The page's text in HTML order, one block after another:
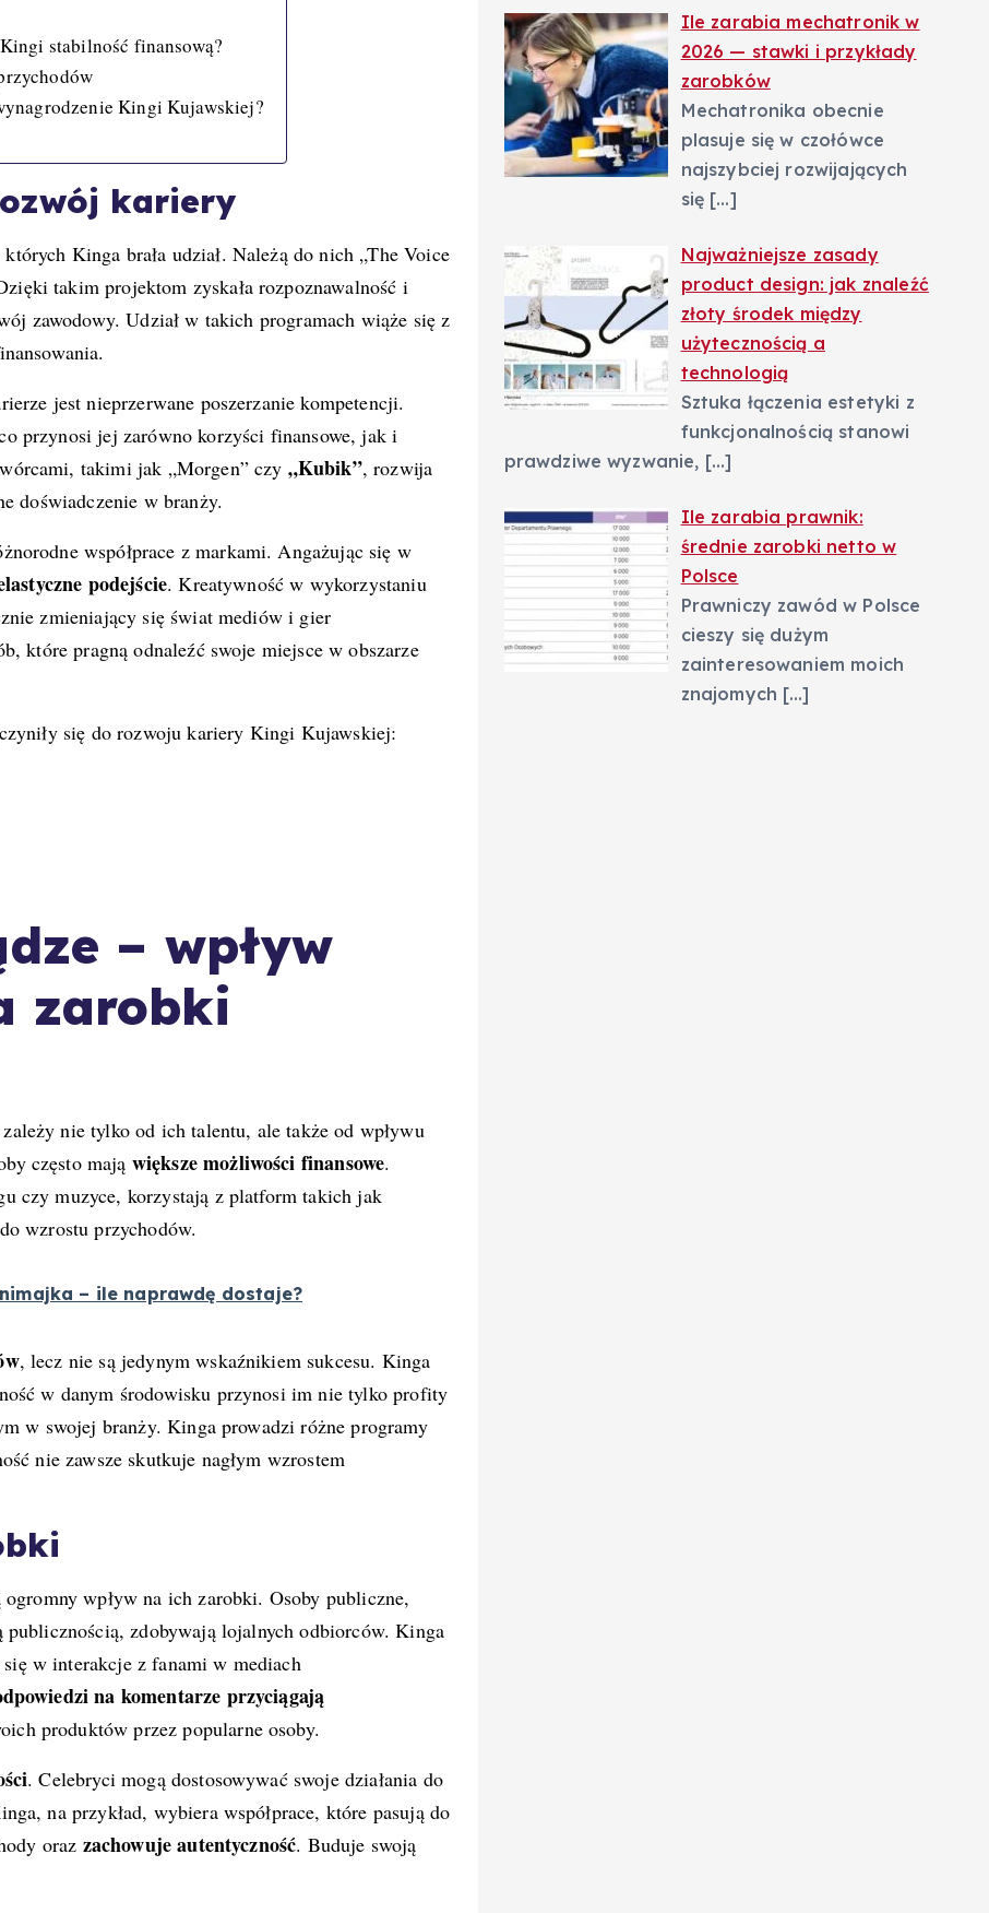
stabilność finansową?
Kingi Kujawskiej?
kariery
Kinga brała udział. Należą do nich „The Voice
takim projektom zyskała rozpoznawalność i
zawodowy. Udział w takich programach wiąże się z
jest nieprzerwane poszerzanie kompetencji.
przynosi jej zarówno korzyści finansowe, jak i
takimi jak „Morgen” czy „Kubik”, rozwija
doświadczenie w branży.
współprace z markami. Angażując się w
podejście. Kreatywność w wykorzystaniu
zmieniający się świat mediów i gier
które pragną odnaleźć swoje miejsce w obszarze
się do rozwoju kariery Kingi Kujawskiej:
– wpływ
zarobki
zależy nie tylko od ich talentu, ale także od wpływu
często mają większe możliwości finansowe.
czy muzyce, korzystają z platform takich jak
wzrostu przychodów.
– ile naprawdę dostaje?
, lecz nie są jedynym wskaźnikiem sukcesu. Kinga
w danym środowisku przynosi im nie tylko profity
w swojej branży. Kinga prowadzi różne programy
nie zawsze skutkuje nagłym wzrostem
wpływ na ich zarobki. Osoby publiczne,
publicznością, zdobywają lojalnych odbiorców. Kinga
w interakcje z fanami w mediach
na komentarze przyciągają
produktów przez popularne osoby.
. Celebryci mogą dostosowywać swoje działania do
na przykład, wybiera współprace, które pasują do
oraz zachowuje autentyczność. Buduje swoją
Ile zarabia mechatronik w
2026 — stawki i przykłady
zarobków
Mechatronika obecnie
plasuje się w czołówce
najszybciej rozwijających
się […]
Najważniejsze zasady
product design: jak znaleźć
złoty środek między
użytecznością a
technologią
Sztuka łączenia estetyki z
funkcjonalnością stanowi
prawdziwe wyzwanie, […]
Ile zarabia prawnik:
średnie zarobki netto w
Polsce
Prawniczy zawód w Polsce
cieszy się dużym
zainteresowaniem moich
znajomych […]